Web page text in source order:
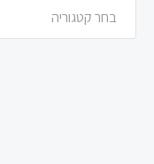
בחר קטגוריה